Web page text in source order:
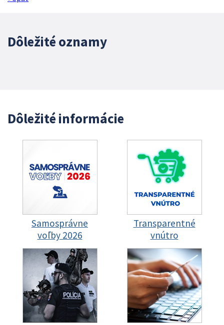
Dôležité oznamy
Dôležité informácie
Samosprávne
voľby 2026
Transparentné
vnútro